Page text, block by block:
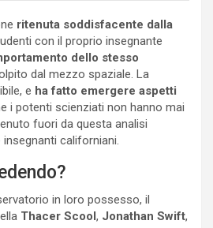
ritenuta soddisfacente dalla
con il proprio insegnante
dello stesso
dal mezzo spaziale. La
e ha fatto emergere aspetti
i potenti scienziati non hanno mai
fuori da questa analisi
californiani.
in loro possesso, il
Thacer Scool, Jonathan Swift,